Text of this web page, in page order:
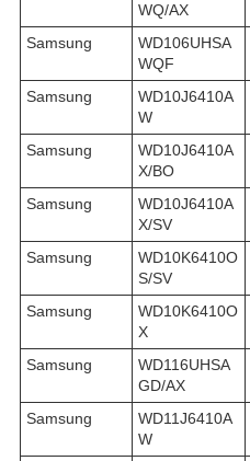
WQ/AX
Samsung
WD106UHSA
WQF
Samsung
WD10J6410A
W
Samsung
WD10J6410A
X/BO
Samsung
WD10J6410A
X/SV
Samsung
WD10K6410O
S/SV
Samsung
WD10K6410O
X
Samsung
WD116UHSA
GD/AX
Samsung
WD11J6410A
W